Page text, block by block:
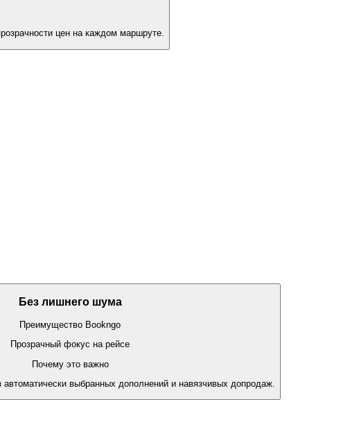
цен на каждом маршруте.
Без лишнего шума
Преимущество Bookngo
Прозрачный фокус на рейсе
Почему это важно
выбранных дополнений и навязчивых допродаж.